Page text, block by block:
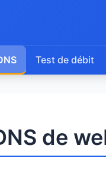
Test de débit
de